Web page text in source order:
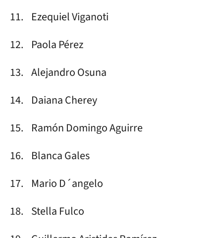
11. Ezequiel Viganoti
12. Paola Pérez
13. Alejandro Osuna
14. Daiana Cherey
15. Ramón Domingo Aguirre
16. Blanca Gales
17. Mario D´angelo
18. Stella Fulco